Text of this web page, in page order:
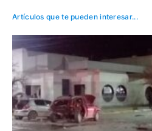
Artículos que te pueden interesar...